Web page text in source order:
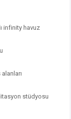
infinity havuz
stüdyosu